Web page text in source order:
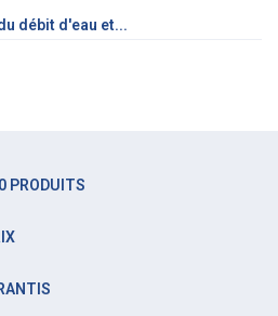
débit d'eau et...
PRODUITS